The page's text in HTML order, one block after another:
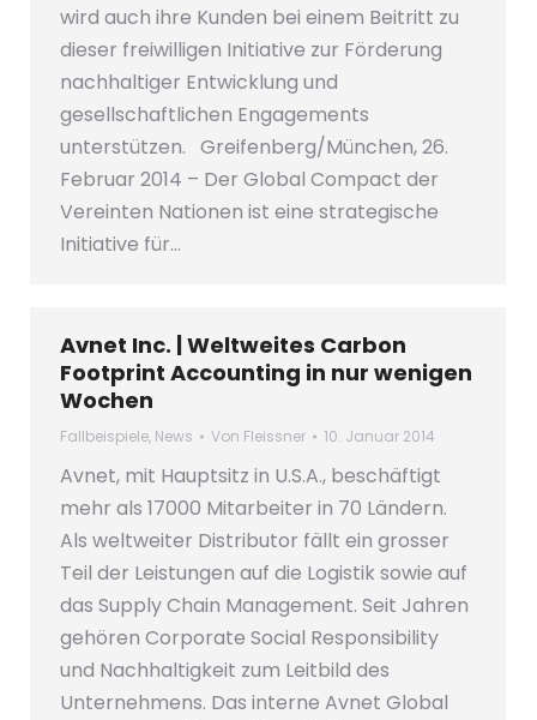
wird auch ihre Kunden bei einem Beitritt zu
dieser freiwilligen Initiative zur Förderung
nachhaltiger Entwicklung und
gesellschaftlichen Engagements
unterstützen. Greifenberg/München, 26.
Februar 2014 – Der Global Compact der
Vereinten Nationen ist eine strategische
Initiative für…
Avnet Inc. | Weltweites Carbon
Footprint Accounting in nur wenigen
Wochen
Fallbeispiele, News Von Fleissner 10. Januar 2014
Avnet, mit Hauptsitz in U.S.A., beschäftigt
mehr als 17000 Mitarbeiter in 70 Ländern.
Als weltweiter Distributor fällt ein grosser
Teil der Leistungen auf die Logistik sowie auf
das Supply Chain Management. Seit Jahren
gehören Corporate Social Responsibility
und Nachhaltigkeit zum Leitbild des
Unternehmens. Das interne Avnet Global